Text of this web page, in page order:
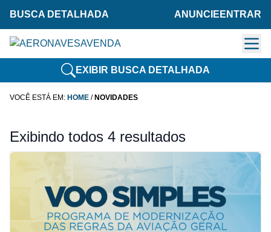
BUSCA DETALHADA ANUNCIE ENTRAR
EXIBIR BUSCA DETALHADA
VOCÊ ESTÁ EM: HOME / NOVIDADES
Exibindo todos 4 resultados